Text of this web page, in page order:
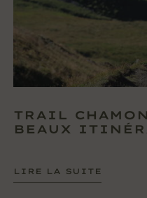
TRAIL
BEAUX
LIRE LA SUITE